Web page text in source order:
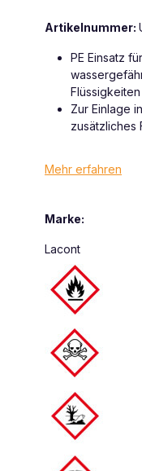
Artikelnummer:
PE Einsatz
Flüssigkeiten
Zur Einlage
zusätzliches
Mehr erfahren
Marke:
Lacont